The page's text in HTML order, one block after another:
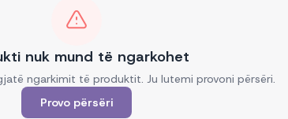
nuk mund të ngarkohet
ngarkimit të produktit. Ju lutemi provoni përsëri.
Provo përsëri